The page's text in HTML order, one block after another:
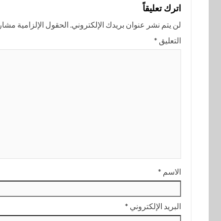
اترك تعليقاً
لن يتم نشر عنوان بريدك الإلكتروني. الحقول الإلزامية مشار
التعليق *
الاسم *
البريد الإلكتروني *